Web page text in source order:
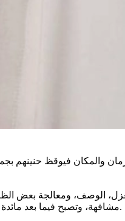
والمكان فيوقظ حنينهم
الوصف، ومعالجة بعض
مشافهة، وتصبح فيما بعد مائدة رئيسة في مجالس السمر وقوافل السفر.